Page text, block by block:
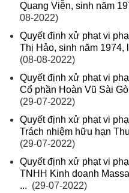
Quang Viễn, sinh năm
08-2022)
Quyết định xử phạt vi
Thị Hảo, sinh năm 1974,
(08-08-2022)
Quyết định xử phạt vi
Cổ phần Hoàn Vũ Sài
(29-07-2022)
Quyết định xử phạt vi
Trách nhiệm hữu hạn
(29-07-2022)
Quyết định xử phạt vi
TNHH Kinh doanh
... (29-07-2022)